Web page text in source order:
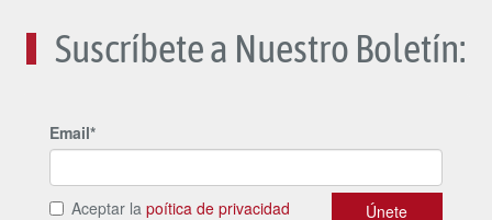
Suscríbete a Nuestro Boletín: